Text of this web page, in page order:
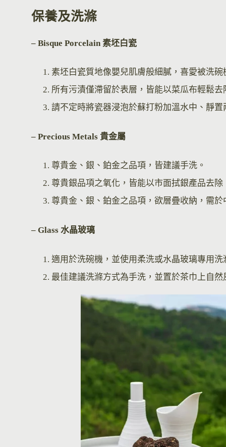
保養及洗滌
– Bisque Porcelain 素坯白瓷
素坯白瓷質地像嬰兒肌膚般細膩，喜愛被洗
所有污漬僅滯留於表層，皆能以菜瓜布輕鬆去
請不定時將瓷器浸泡於蘇打粉加溫水中、靜
– Precious Metals 貴金屬
尊貴金、銀、鉑金之品項，皆建議手洗。
尊貴銀品項之氧化，皆能以市面拭銀產品去
尊貴金、銀、鉑金之品項，欲層疊收納，需
– Glass 水晶玻璃
適用於洗碗機，並使用柔洗或水晶玻璃專用
最佳建議洗滌方式為手洗，並置於茶巾上自然